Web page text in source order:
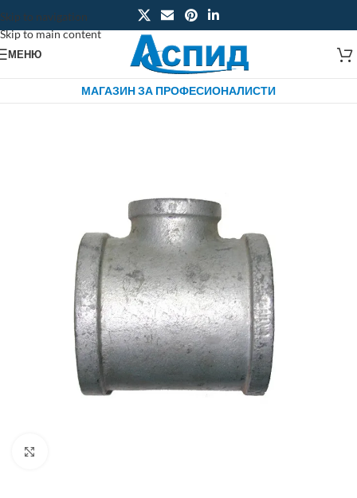
Skip to navigation
Skip to main content
МЕНЮ
МАГАЗИН ЗА ПРОФЕСИОНАЛИСТИ